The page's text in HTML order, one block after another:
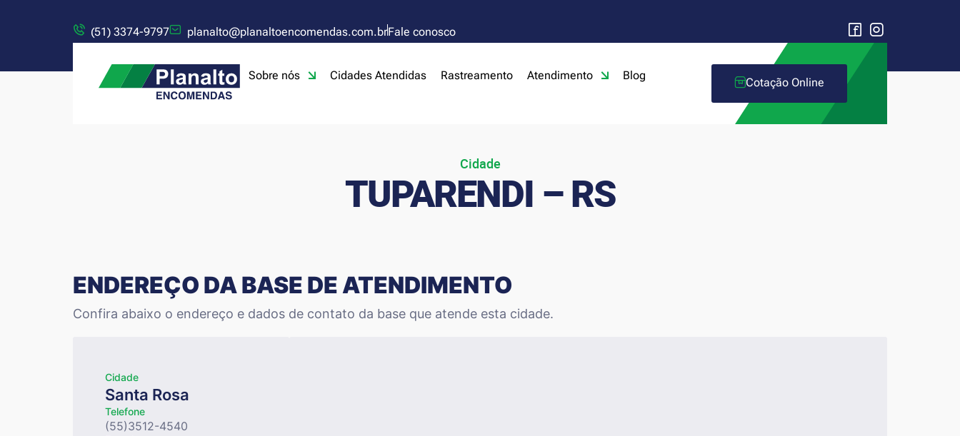
(51) 3374-9797 planalto@planaltoencomendas.com.brFale conosco
Sobre nós Cidades Atendidas Rastreamento Atendimento Blog
Cotação Online
Cidade
TUPARENDI – RS
ENDEREÇO DA BASE DE ATENDIMENTO
Confira abaixo o endereço e dados de contato da base que atende esta cidade.
Cidade
Santa Rosa
Telefone
(55)3512-4540